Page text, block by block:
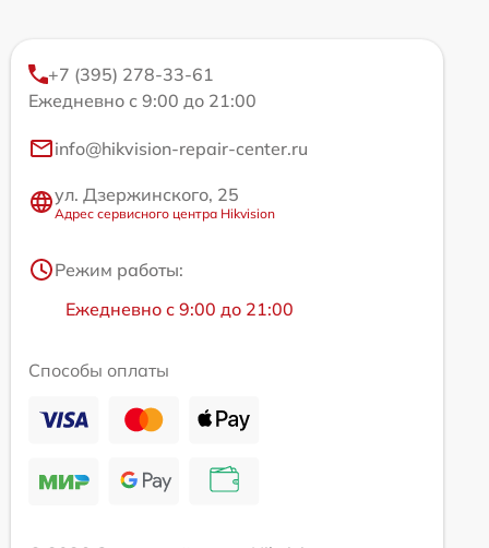
+7 (395) 278-33-61
Ежедневно с 9:00 до 21:00
info@hikvision-repair-center.ru
ул. Дзержинского, 25
Адрес сервисного центра Hikvision
Режим работы:
Ежедневно с 9:00 до 21:00
Способы оплаты